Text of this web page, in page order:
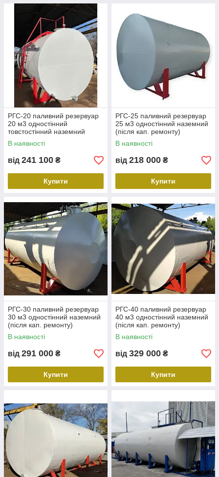
РГС-20 паливний резервуар
20 м3 одностінний
товстостінний наземний
(після кап. ремонту)
В наявності
від 241 100 ₴
Купити
РГС-25 паливний резервуар
25 м3 одностінний наземний
(після кап. ремонту)
В наявності
від 218 000 ₴
Купити
РГС-30 паливний резервуар
30 м3 одностінний наземний
(після кап. ремонту)
В наявності
від 291 000 ₴
Купити
РГС-40 паливний резервуар
40 м3 одностінний наземний
(після кап. ремонту)
В наявності
від 329 000 ₴
Купити